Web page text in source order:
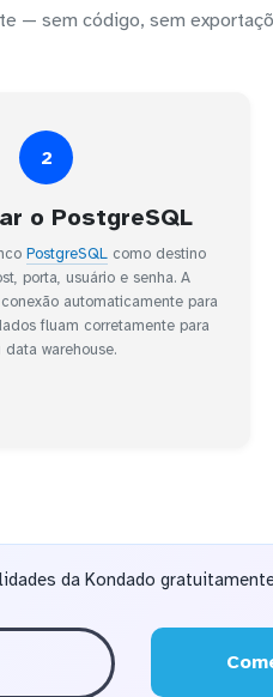
— sem código, sem
2
o PostgreSQL
PostgreSQL como destino
porta, usuário e senha. A
automaticamente para
fluam corretamente para
data warehouse.
da Kondado